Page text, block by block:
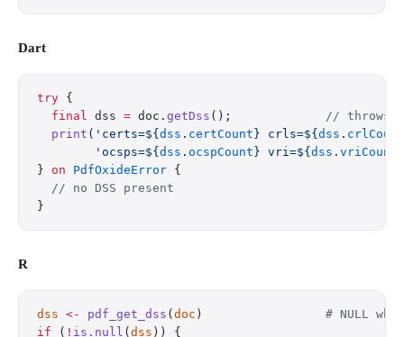
Dart
try {
  final
dss = doc. getDss (); // throws if
  print
( 'certs=${ dss . certCount } crls=${ dss . crlCount
        'ocsps=
${ dss . ocspCount } vri=${ dss . vriCount
} on PdfOxideError {
  // no DSS present
}
R
dss <- pdf_get_dss ( doc ) # NULL
if ( ! is.null ( dss )) {